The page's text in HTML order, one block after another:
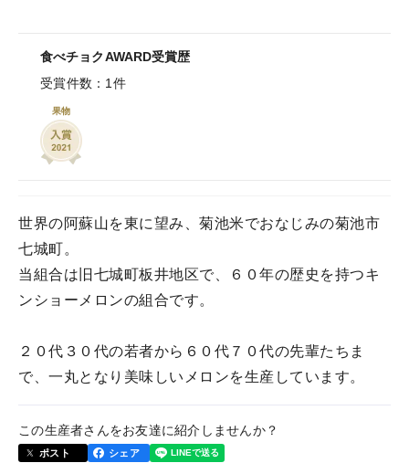
食べチョクAWARD受賞歴
受賞件数：1件
果物
世界の阿蘇山を東に望み、菊池米でおなじみの菊池市
七城町。
当組合は旧七城町板井地区で、６０年の歴史を持つキ
ンショーメロンの組合です。
２０代３０代の若者から６０代７０代の先輩たちま
で、一丸となり美味しいメロンを生産しています。
この生産者さんをお友達に紹介しませんか？
ポスト シェア